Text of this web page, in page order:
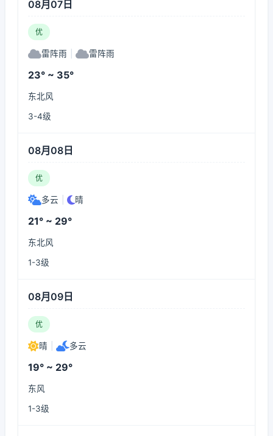
08月07日
优
雷阵雨 雷阵雨
23° ~ 35°
东北风
3-4级
08月08日
优
多云 晴
21° ~ 29°
东北风
1-3级
08月09日
优
晴 多云
19° ~ 29°
东风
1-3级